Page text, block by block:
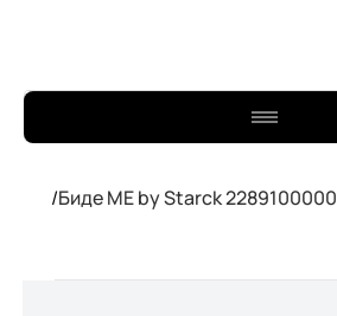
/Биде ME by Starck 2289100000